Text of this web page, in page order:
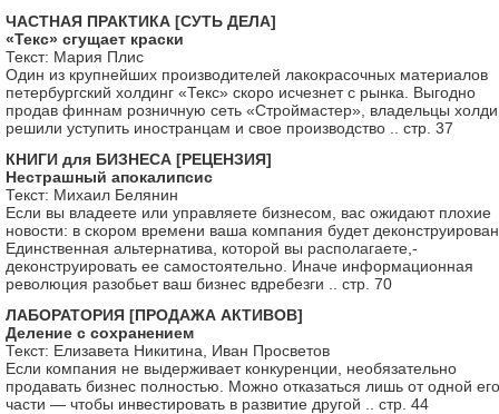
ЧАСТНАЯ ПРАКТИКА [СУТЬ ДЕЛА]
«Текс» сгущает краски
Текст: Мария Плис
Один из крупнейших производителей лакокрасочных материалов
петербургский холдинг «Текс» скоро исчезнет с рынка. Выгодно
продав финнам розничную сеть «Строймастер», владельцы
решили уступить иностранцам и свое производство .. стр. 37
КНИГИ для БИЗНЕСА [РЕЦЕНЗИЯ]
Нестрашный апокалипсис
Текст: Михаил Белянин
Если вы владеете или управляете бизнесом, вас ожидают плохие
новости: в скором времени ваша компания будет
Единственная альтернатива, которой вы располагаете,-
деконструировать ее самостоятельно. Иначе информационная
революция разобьет ваш бизнес вдребезги .. стр. 70
ЛАБОРАТОРИЯ [ПРОДАЖА АКТИВОВ]
Деление с сохранением
Текст: Елизавета Никитина, Иван Просветов
Если компания не выдерживает конкуренции, необязательно
продавать бизнес полностью. Можно отказаться лишь от одной его
части — чтобы инвестировать в развитие другой .. стр. 44